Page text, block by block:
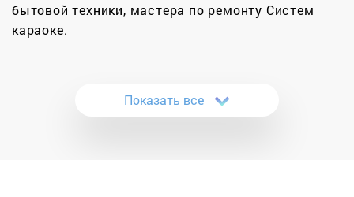
бытовой техники, мастера по ремонту Систем
караоке.
представить современный шоу бизнес. Их можно
встретить в ресторанах, ночных клубах и
Показать все